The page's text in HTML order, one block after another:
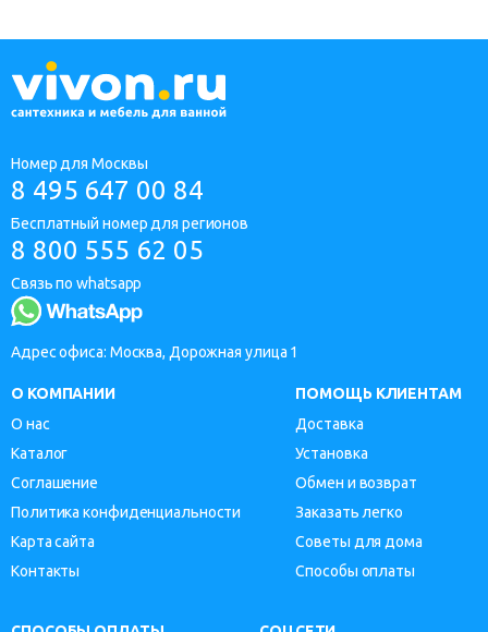
Номер для Москвы
8 495 647 00 84
Бесплатный номер для регионов
8 800 555 62 05
Связь по whatsapp
Адрес офиса: Москва, Дорожная улица 1
О КОМПАНИИ
О нас
Каталог
Соглашение
Политика конфиденциальности
Карта сайта
Контакты
ПОМОЩЬ КЛИЕНТАМ
Доставка
Установка
Обмен и возврат
Заказать легко
Советы для дома
Способы оплаты